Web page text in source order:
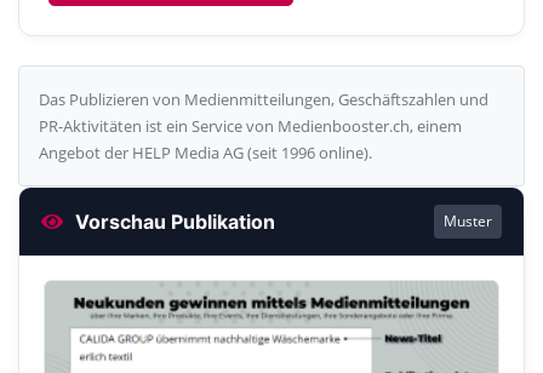
Das Publizieren von Medienmitteilungen, Geschäftszahlen und
PR-Aktivitäten ist ein Service von Medienbooster.ch, einem
Angebot der HELP Media AG (seit 1996 online).
Vorschau Publikation Muster